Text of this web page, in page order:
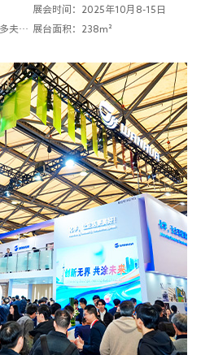
展会时间：2025年10月8-15日
展会名称：2025德国杜塞尔多夫塑料及橡胶博览会K展 展台面积：238m²